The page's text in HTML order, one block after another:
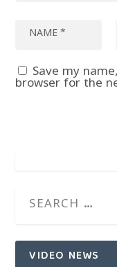
Save my
browser for the
VIDEO NEWS